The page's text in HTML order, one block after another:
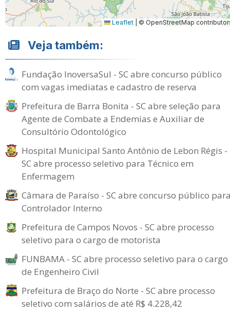
Leaflet © OpenStreetMap
Veja também:
Fundação InoversaSul - SC abre concurso público
com vagas imediatas e cadastro de reserva
Prefeitura de Barra Bonita - SC abre seleção para
Agente de Combate a Endemias e Auxiliar de
Consultório Odontológico
Hospital Municipal Santo Antônio de Lebon Régis -
SC abre processo seletivo para Técnico em
Enfermagem
Câmara de Paraíso - SC abre concurso público
Controlador Interno
Prefeitura de Campos Novos - SC abre processo
seletivo para o cargo de motorista
FUNBAMA - SC abre processo seletivo para o cargo
de Engenheiro Civil
Prefeitura de Braço do Norte - SC abre processo
seletivo com salários de até R$ 4.228,42